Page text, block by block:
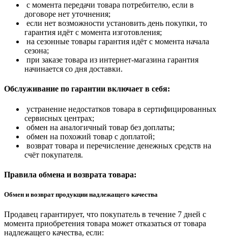
с момента передачи товара потребителю, если в
договоре нет уточнения;
если нет возможности установить день покупки, то
гарантия идёт с момента изготовления;
на сезонные товары гарантия идёт с момента начала
сезона;
при заказе товара из интернет-магазина гарантия
начинается со дня доставки.
Обслуживание по гарантии включает в себя:
устранение недостатков товара в сертифицированных
сервисных центрах;
обмен на аналогичный товар без доплаты;
обмен на похожий товар с доплатой;
возврат товара и перечисление денежных средств на
счёт покупателя.
Правила обмена и возврата товара:
Обмен и возврат продукции надлежащего качества
Продавец гарантирует, что покупатель в течение 7 дней с
момента приобретения товара может отказаться от товара
надлежащего качества, если: